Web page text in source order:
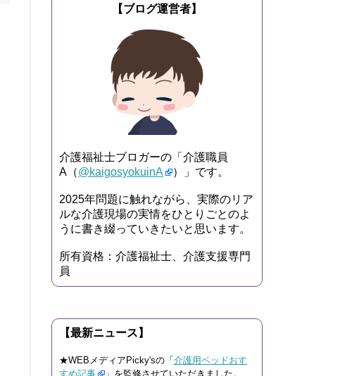
【ブログ運営者】
介護福祉士ブロガーの「介護職員
A（@kaigosyokuinA ）」です。
2025年問題に触れながら、実際のリア
ルな介護現場の実情をひとりごとのよ
うに書き綴っていきたいと思います。
所有資格：介護福祉士、介護支援専門
員
【最新ニュース】
★WEBメディアPicky'sの「 介護用ベッドおす
すめ記事
」を監修させていただきました。